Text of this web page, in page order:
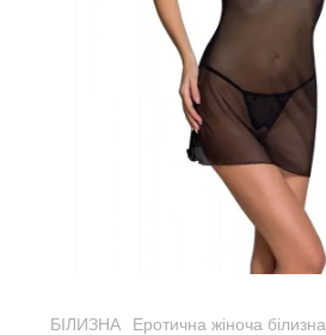
БІЛИЗНА Еротична жіноча білизна